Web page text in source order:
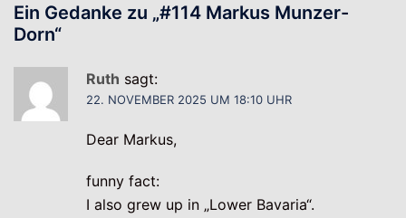
Ein Gedanke zu „#114 Markus Munzer-
Dorn“
Ruth sagt:
22. NOVEMBER 2025 UM 18:10 UHR
Dear Markus,
funny fact:
I also grew up in „Lower Bavaria“.